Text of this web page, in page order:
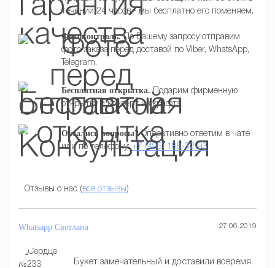
течении 24 часов - мы бесплатно его поменяем.
Фотоконтроль.По Вашему запросу отправим
фото заказа перед доставой по Viber, WhatsApp,
Telegram.
Бесплатная открытка. Подарим фирменную
открытку и конверт из крафта.
Остались вопросы?Оперативно ответим в чате
или по телефону:+7 (495) 188-32-93
Отзывы о нас (все отзывы)
Whatsapp Светлана 27.06.2019
Букет замечательный и доставили вовремя.